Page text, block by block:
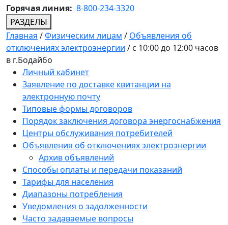
Горячая линия: 8-800-234-3320
РАЗДЕЛЫ
Главная /Физическим лицам / Объявления об
отключениях электроэнергии / с 10:00 до 12:00 часов
в г.Бодайбо
Личный кабинет
Заявление по доставке квитанции на
электронную почту
Типовые формы договоров
Порядок заключения договора энергоснабжения
Центры обслуживания потребителей
Объявления об отключениях электроэнергии
Архив объявлений
Способы оплаты и передачи показаний
Тарифы для населения
Диапазоны потребления
Уведомления о задолженности
Часто задаваемые вопросы